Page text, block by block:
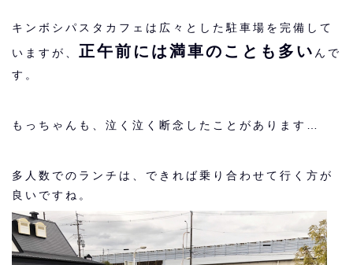
キンボシパスタカフェは広々とした駐車場を完備して
いますが、 正午前には満車のことも多い んで
す。
もっちゃんも、泣く泣く断念したことがあります…
多人数でのランチは、できれば乗り合わせて行く方が
良いですね。